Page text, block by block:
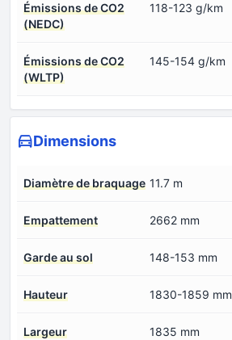
Émissions de CO2
(NEDC)
118-123 g/km
Émissions de CO2
(WLTP)
145-154 g/km
Dimensions
Diamètre de braquage 11.7 m
Empattement 2662 mm
Garde au sol 148-153 mm
Hauteur 1830-1859 mm
Largeur 1835 mm